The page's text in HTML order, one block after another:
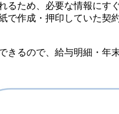
ため、必要な情報にす
作成・押印していた
るので、給与明細・